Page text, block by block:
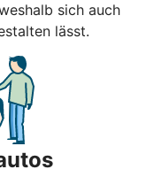
sich auch
lässt.